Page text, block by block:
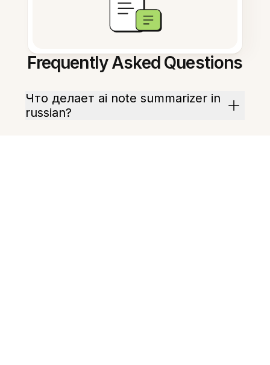
Frequently Asked Questions
Что делает ai note summarizer in
russian?